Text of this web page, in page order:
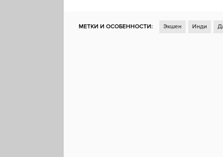
МЕТКИ И ОСОБЕННОСТИ: Экшен Инди